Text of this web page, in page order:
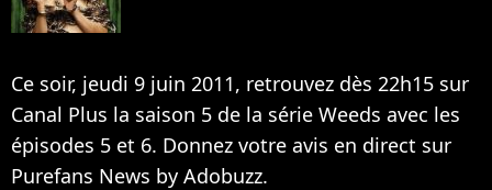
Ce soir, jeudi 9 juin 2011, retrouvez dès 22h15 sur
Canal Plus la saison 5 de la série Weeds avec les
épisodes 5 et 6. Donnez votre avis en direct sur
Purefans News by Adobuzz.